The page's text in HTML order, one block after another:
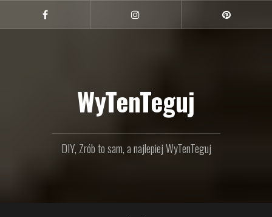
treści
Facebook
WyTenTeguj
DIY, Zrób to sam, a najlepiej WyTenTeguj